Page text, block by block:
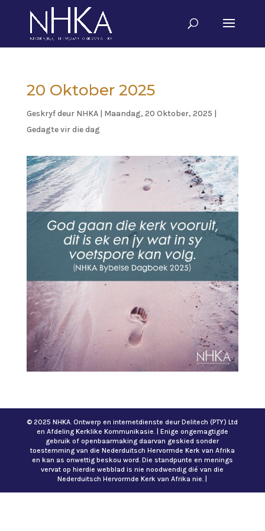
20 Oktober 2025
Geskryf deur NHKA| Maandag, 20 Oktober, 2025 |
Gedagte vir die dag
© 2025 NHKA. Ontwerp en internetdienste deur Delitech (PTY) Ltd
en Afdeling Kerklike Kommunikasie. | Enige ongemagtigde
gebruik of openbaarmaking daarvan geskied sonder
toestemming van die Nederduitsch Hervormde Kerk van Afrika
en kan as onwettig beskou word. Die standpunte en menings
vervat op hierdie webblad is nie noodwendig dié van die
Nederduitsch Hervormde Kerk van Afrika nie. |